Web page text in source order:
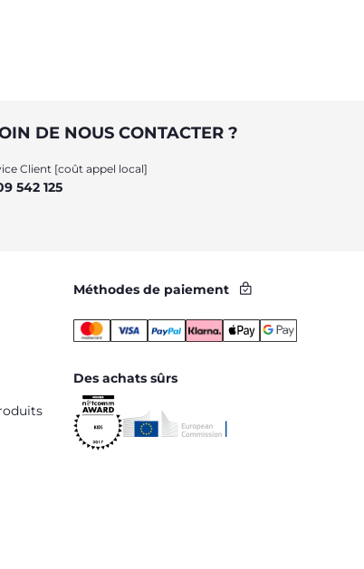
DE NOUS CONTACTER ?
Client [coût appel local]
542 125
Méthodes de paiement
Des achats sûrs